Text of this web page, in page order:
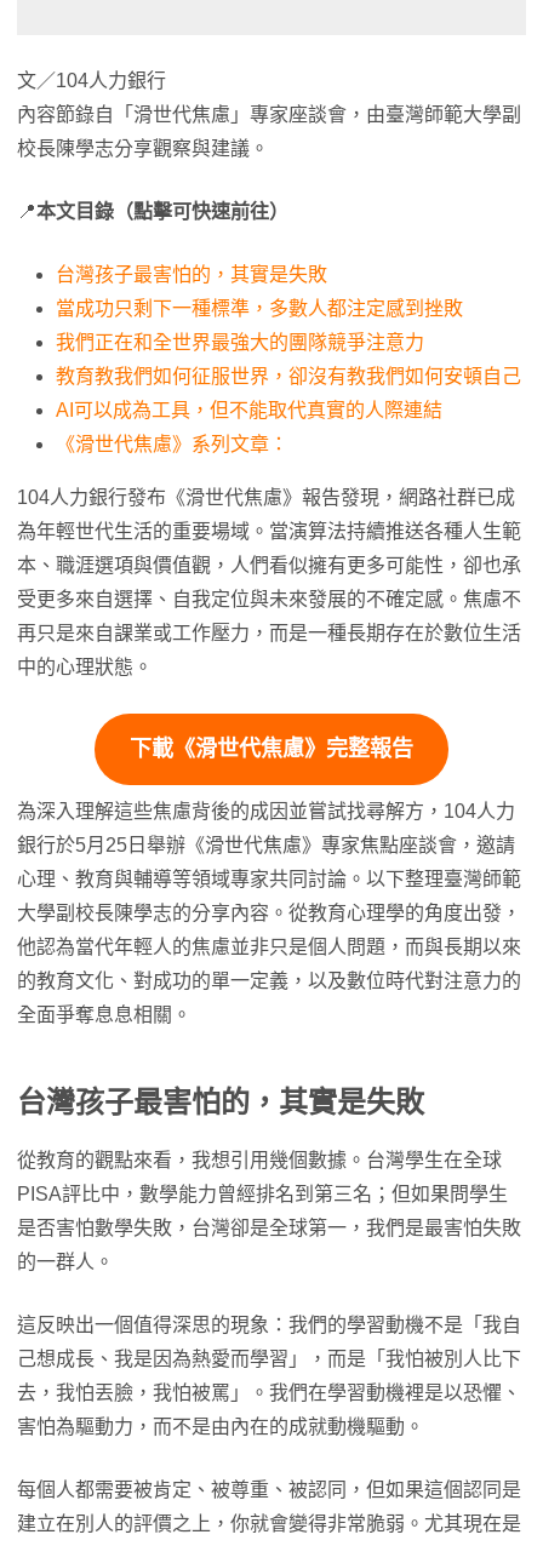
文／104人力銀行
內容節錄自「滑世代焦慮」專家座談會，由臺灣師範大學副
校長陳學志分享觀察與建議。
📍本文目錄（點擊可快速前往）
台灣孩子最害怕的，其實是失敗
當成功只剩下一種標準，多數人都注定感到挫敗
我們正在和全世界最強大的團隊競爭注意力
教育教我們如何征服世界，卻沒有教我們如何安頓自己
AI可以成為工具，但不能取代真實的人際連結
《滑世代焦慮》系列文章：
104人力銀行發布《滑世代焦慮》報告發現，網路社群已成
為年輕世代生活的重要場域。當演算法持續推送各種人生範
本、職涯選項與價值觀，人們看似擁有更多可能性，卻也承
受更多來自選擇、自我定位與未來發展的不確定感。焦慮不
再只是來自課業或工作壓力，而是一種長期存在於數位生活
中的心理狀態。
下載《滑世代焦慮》完整報告
為深入理解這些焦慮背後的成因並嘗試找尋解方，104人力
銀行於5月25日舉辦《滑世代焦慮》專家焦點座談會，邀請
心理、教育與輔導等領域專家共同討論。以下整理臺灣師範
大學副校長陳學志的分享內容。從教育心理學的角度出發，
他認為當代年輕人的焦慮並非只是個人問題，而與長期以來
的教育文化、對成功的單一定義，以及數位時代對注意力的
全面爭奪息息相關。
台灣孩子最害怕的，其實是失敗
從教育的觀點來看，我想引用幾個數據。台灣學生在全球
PISA評比中，數學能力曾經排名到第三名；但如果問學生
是否害怕數學失敗，台灣卻是全球第一，我們是最害怕失敗
的一群人。
這反映出一個值得深思的現象：我們的學習動機不是「我自
己想成長、我是因為熱愛而學習」，而是「我怕被別人比下
去，我怕丟臉，我怕被罵」。我們在學習動機裡是以恐懼、
害怕為驅動力，而不是由內在的成就動機驅動。
每個人都需要被肯定、被尊重、被認同，但如果這個認同是
建立在別人的評價之上，你就會變得非常脆弱。尤其現在是